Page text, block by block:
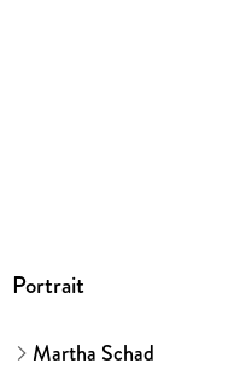
Portrait
Martha Schad